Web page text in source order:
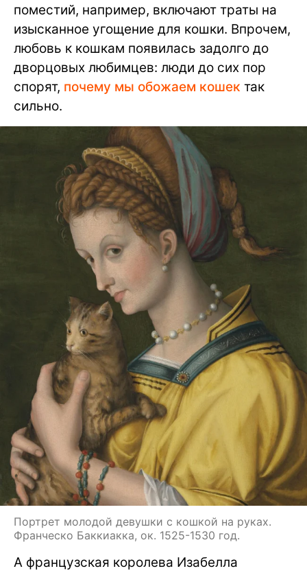
поместий, например, включают траты на
изысканное угощение для кошки. Впрочем,
любовь к кошкам появилась задолго до
дворцовых любимцев: люди до сих пор
спорят, почему мы обожаем кошек так
сильно.
Портрет молодой девушки с кошкой на руках.
Франческо Баккиакка, ок. 1525-1530 год.
А французская королева Изабелла